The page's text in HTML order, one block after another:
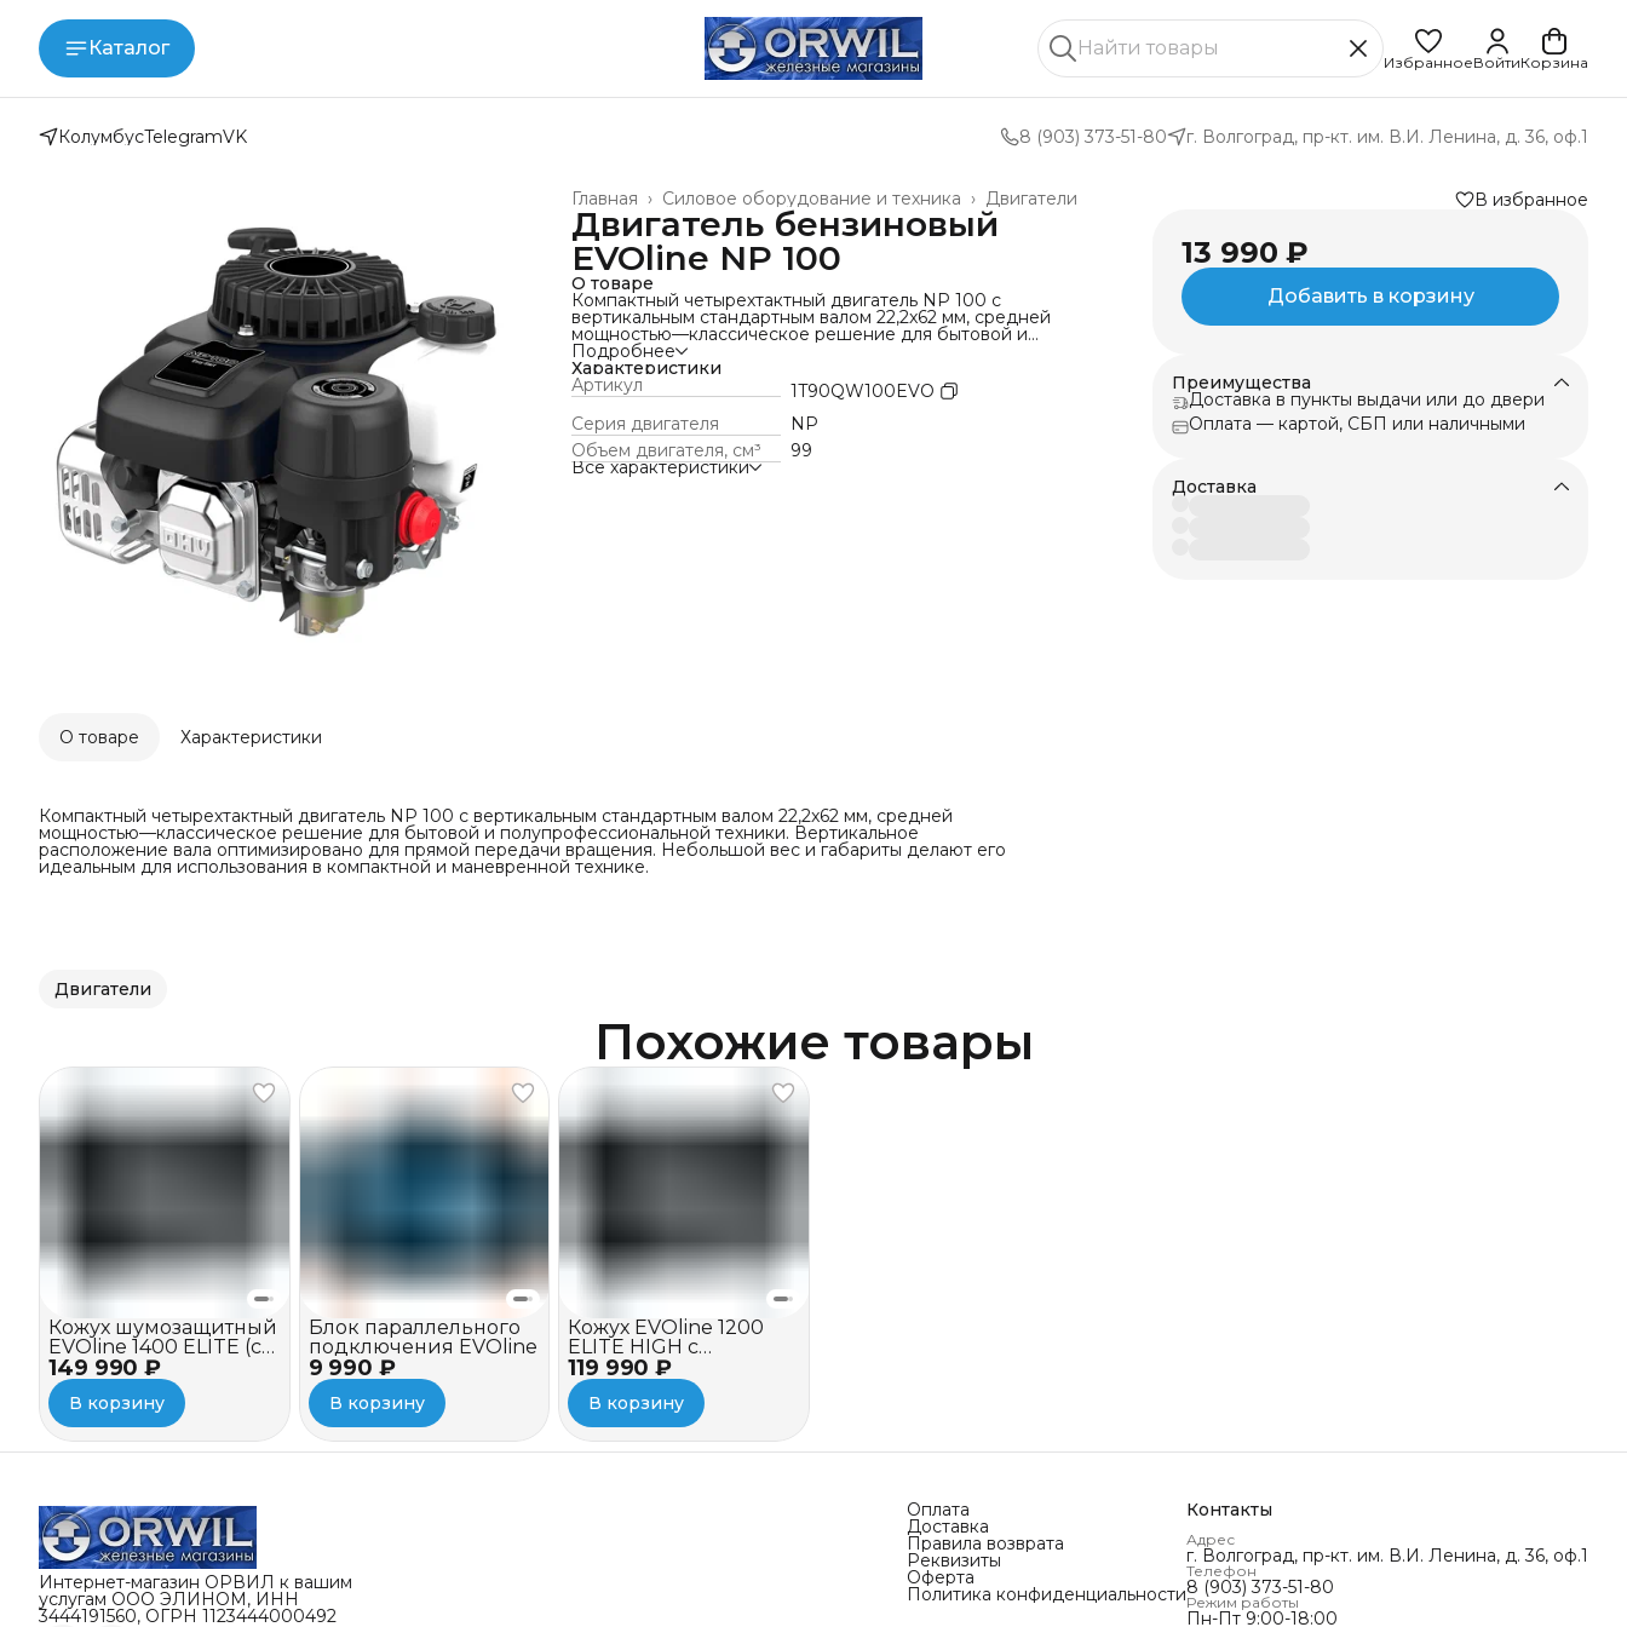
Каталог
ИзбранноеВойтиКорзина
КолумбусTelegramVK 8 (903) 373-51-80 г. Волгоград, пр-кт. им. В.И. Ленина, д. 36, оф.1
Двигатели
Силовое оборудование и техника ›
Главная ›
Двигатель бензиновый
EVOline NP 100
О товаре
Компактный четырехтактный двигатель NP 100 с
вертикальным стандартным валом 22,2x62 мм, средней
мощностью—классическое решение для бытовой и
полупрофессиональной техники. Вертикальное
расположение вала оптимизировано для прямой передачи
вращения. Небольшой вес и габариты делают его
идеальным для использования в компактной и маневренной
технике.
Подробнее
Характеристики
Артикул
1T90QW100EVO
Серия двигателя
NP
Объем двигателя, cм³
99
Все характеристики
В избранное
13 990 ₽
Добавить в корзину
Преимущества
Доставка в пункты выдачи или до двери
Оплата — картой, СБП или наличными
Доставка
О товаре Характеристики
Компактный четырехтактный двигатель NP 100 с вертикальным стандартным валом 22,2x62 мм, средней
мощностью—классическое решение для бытовой и полупрофессиональной техники. Вертикальное
расположение вала оптимизировано для прямой передачи вращения. Небольшой вес и габариты делают его
идеальным для использования в компактной и маневренной технике.
Двигатели
Похожие товары
149 990 ₽
Кожух шумозащитный
EVOline 1400 ELITE (c
вентилятором)
В корзину
9 990 ₽
Блок параллельного
подключения EVOline
В корзину
119 990 ₽
Кожух EVOline 1200
ELITE HIGH c
вентилятором
В корзину
Интернет-магазин ОРВИЛ к вашим
услугам ООО ЭЛИНОМ, ИНН
3444191560, ОГРН 1123444000492
Оплата
Доставка
Правила возврата
Реквизиты
Оферта
Политика конфиденциальности
Контакты
Адрес
г. Волгоград, пр-кт. им. В.И. Ленина, д. 36, оф.1
Телефон
8 (903) 373-51-80
Режим работы
Пн-Пт 9:00-18:00